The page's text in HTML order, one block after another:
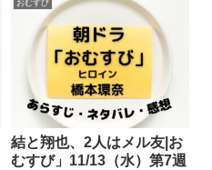
おむすび
結と翔也、2人はメル友|お
むすび」11/13（水）第7週